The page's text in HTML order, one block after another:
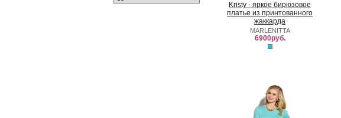
Kristy - яркое бирюзовое
платье из принтованного
жаккарда
MARLENITTA
6900руб.